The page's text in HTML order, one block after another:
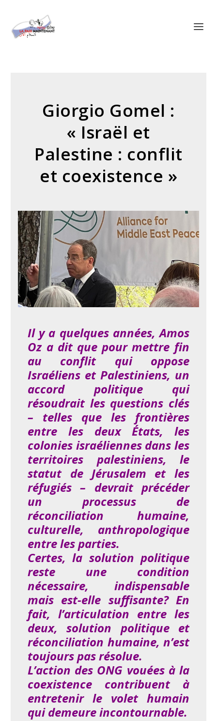
Giorgio Gomel :
« Israël et
Palestine : conflit
et coexistence »
Il y a quelques années, Amos
Oz a dit que pour mettre fin
au conflit qui oppose
Israéliens et Palestiniens, un
accord politique qui
résoudrait les questions clés
– telles que les frontières
entre les deux États, les
colonies israéliennes dans les
territoires palestiniens, le
statut de Jérusalem et les
réfugiés – devrait précéder
un processus de
réconciliation humaine,
culturelle, anthropologique
entre les parties.
Certes, la solution politique
reste une condition
nécessaire, indispensable
mais est-elle suffisante? En
fait, l’articulation entre les
deux, solution politique et
réconciliation humaine, n’est
toujours pas résolue.
L’action des ONG vouées à la
coexistence contribuent à
entretenir le volet humain
qui demeure incontournable.